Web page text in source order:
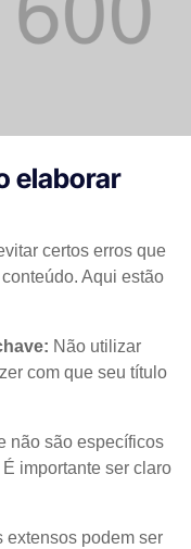
elaborar
certos erros que
Aqui estão
Não utilizar
com que seu título
não são específicos
importante ser claro
extensos podem ser